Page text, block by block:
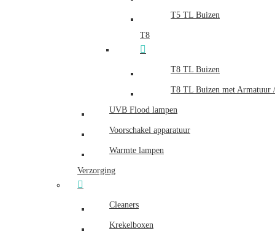
T5 TL Buizen
T8
T8 TL Buizen
T8 TL Buizen met Armatuur
UVB Flood lampen
Voorschakel apparatuur
Warmte lampen
Verzorging
Cleaners
Krekelboxen